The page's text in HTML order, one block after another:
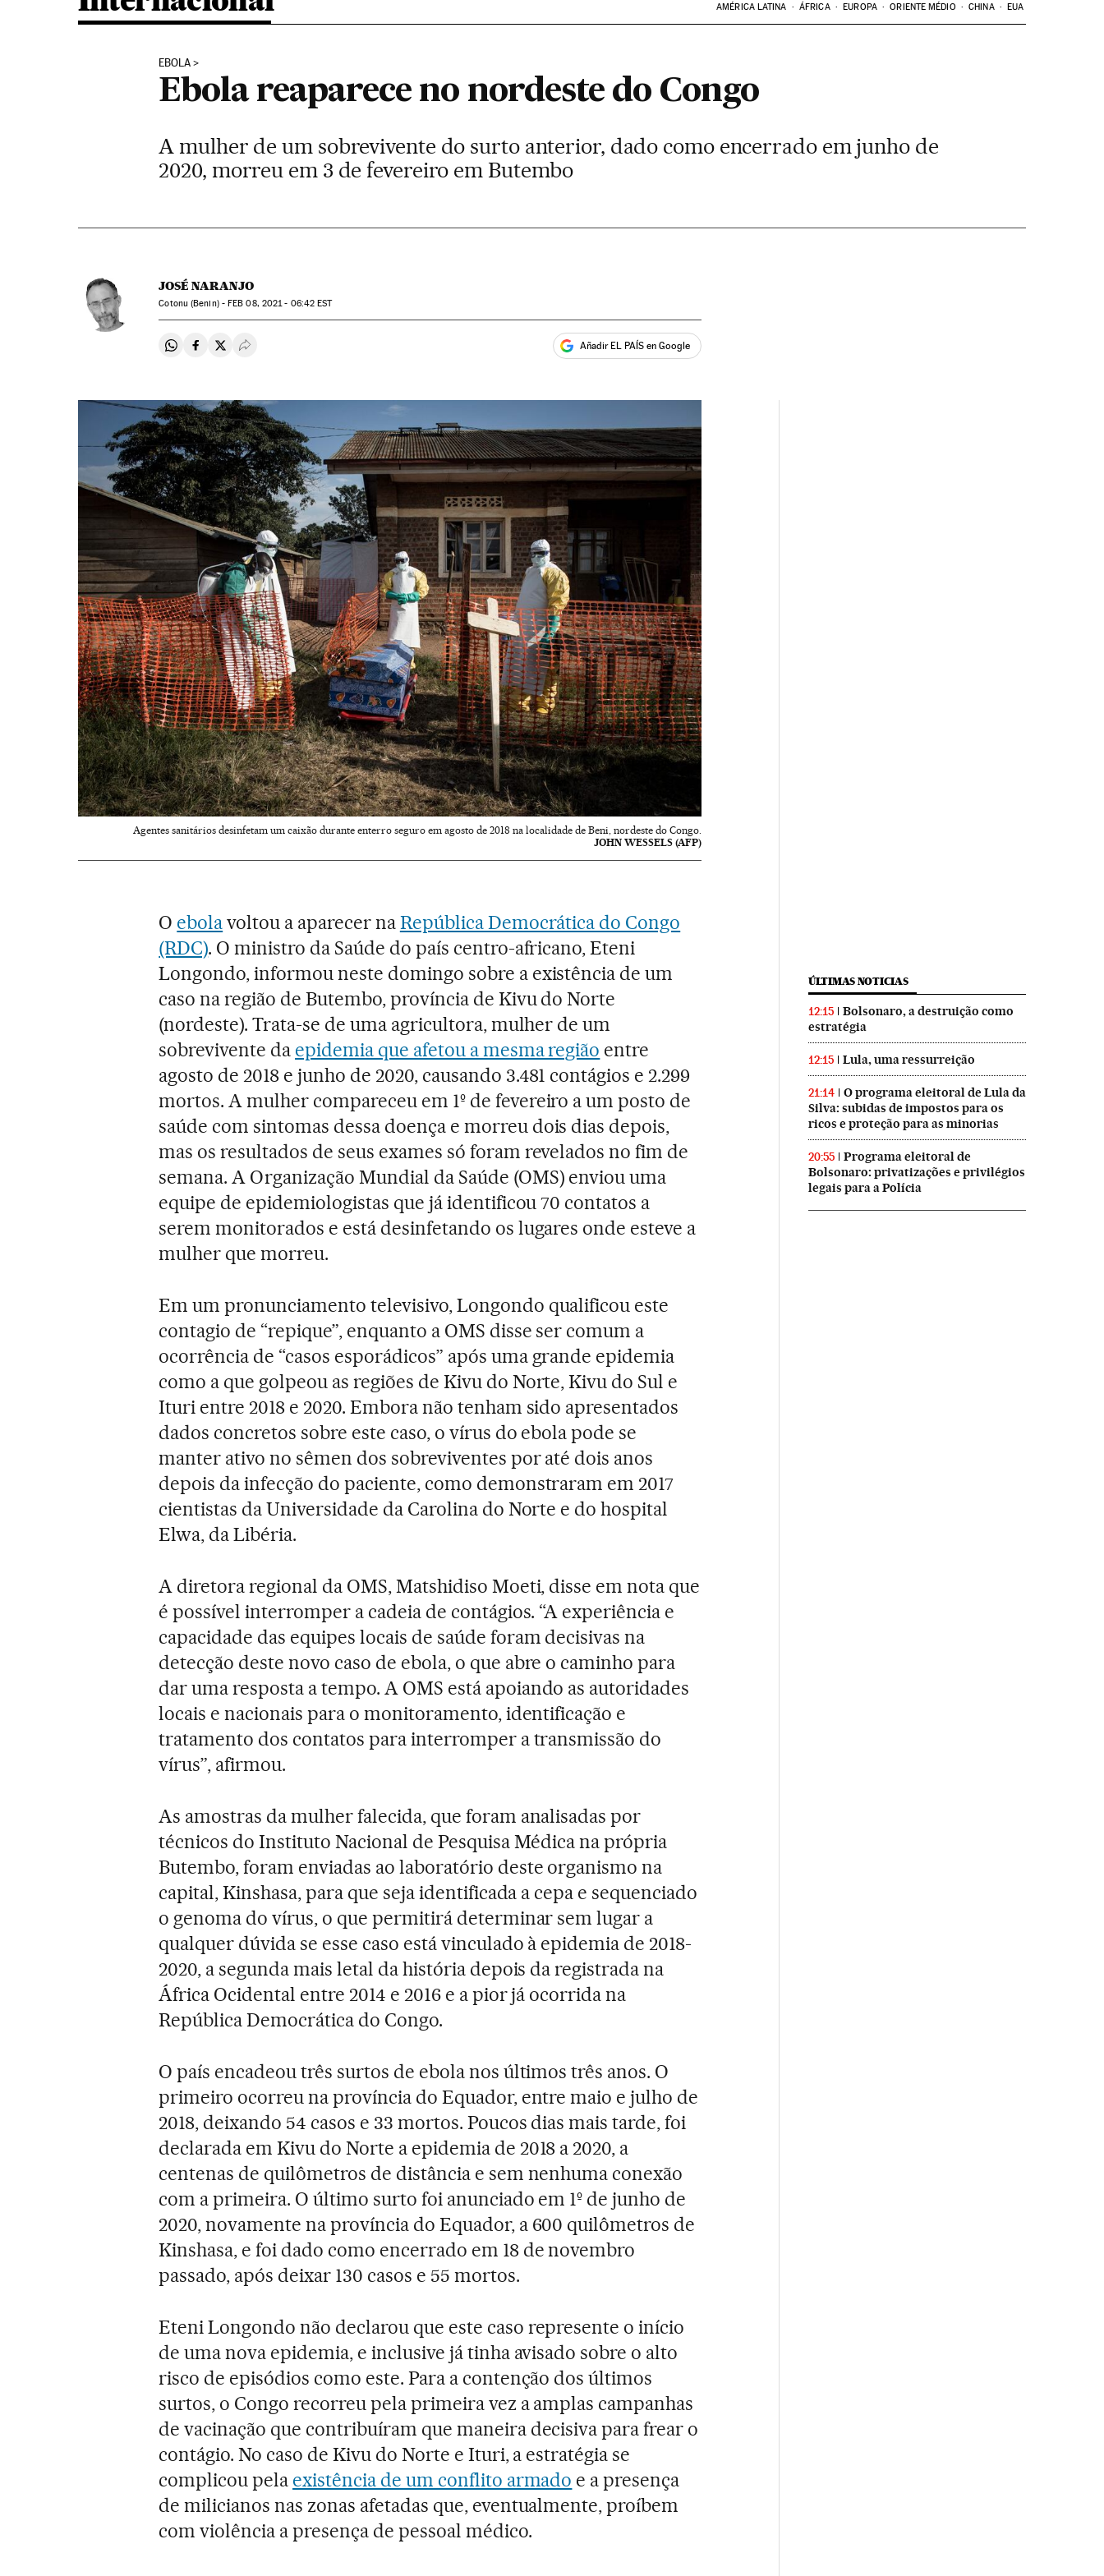
AMÉRICA LATINA ÁFRICA EUROPA ORIENTE MÉDIO CHINA EUA
EBOLA
Ebola reaparece no nordeste do Congo
A mulher de um sobrevivente do surto anterior, dado como encerrado em junho de
2020, morreu em 3 de fevereiro em Butembo
JOSÉ NARANJO
Cotonu (Benin) -FEB 08, 2021 - 06:42 EST
Compartir en Whatsapp
Compartir en Facebook
Compartir en Twitter
Desplegar Redes Sociales Añadir EL PAÍS en Google
Agentes sanitários desinfetam um caixão durante enterro seguro em agosto de 2018 na localidade de Beni, nordeste do Congo.
JOHN WESSELS (AFP)
O ebolavoltou a aparecer naRepública Democrática do Congo
(RDC). O ministro da Saúde do país centro-africano, Eteni
Longondo, informou neste domingo sobre a existência de um
caso na região de Butembo, província de Kivu do Norte
(nordeste). Trata-se de uma agricultora, mulher de um
sobrevivente da epidemia que afetou a mesma região entre
agosto de 2018 e junho de 2020, causando 3.481 contágios e 2.299
mortos. A mulher compareceu em 1º de fevereiro a um posto de
saúde com sintomas dessa doença e morreu dois dias depois,
mas os resultados de seus exames só foram revelados no fim de
semana. A Organização Mundial da Saúde (OMS) enviou uma
equipe de epidemiologistas que já identificou 70 contatos a
serem monitorados e está desinfetando os lugares onde esteve a
mulher que morreu.
Em um pronunciamento televisivo, Longondo qualificou este
contagio de “repique”, enquanto a OMS disse ser comum a
ocorrência de “casos esporádicos” após uma grande epidemia
como a que golpeou as regiões de Kivu do Norte, Kivu do Sul e
Ituri entre 2018 e 2020. Embora não tenham sido apresentados
dados concretos sobre este caso, o vírus do ebola pode se
manter ativo no sêmen dos sobreviventes por até dois anos
depois da infecção do paciente, como demonstraram em 2017
cientistas da Universidade da Carolina do Norte e do hospital
Elwa, da Libéria.
A diretora regional da OMS, Matshidiso Moeti, disse em nota que
é possível interromper a cadeia de contágios. “A experiência e
capacidade das equipes locais de saúde foram decisivas na
detecção deste novo caso de ebola, o que abre o caminho para
dar uma resposta a tempo. A OMS está apoiando as autoridades
locais e nacionais para o monitoramento, identificação e
tratamento dos contatos para interromper a transmissão do
vírus”, afirmou.
As amostras da mulher falecida, que foram analisadas por
técnicos do Instituto Nacional de Pesquisa Médica na própria
Butembo, foram enviadas ao laboratório deste organismo na
capital, Kinshasa, para que seja identificada a cepa e sequenciado
o genoma do vírus, o que permitirá determinar sem lugar a
qualquer dúvida se esse caso está vinculado à epidemia de 2018-
2020, a segunda mais letal da história depois da registrada na
África Ocidental entre 2014 e 2016 e a pior já ocorrida na
República Democrática do Congo.
O país encadeou três surtos de ebola nos últimos três anos. O
primeiro ocorreu na província do Equador, entre maio e julho de
2018, deixando 54 casos e 33 mortos. Poucos dias mais tarde, foi
declarada em Kivu do Norte a epidemia de 2018 a 2020, a
centenas de quilômetros de distância e sem nenhuma conexão
com a primeira. O último surto foi anunciado em 1º de junho de
2020, novamente na província do Equador, a 600 quilômetros de
Kinshasa, e foi dado como encerrado em 18 de novembro
passado, após deixar 130 casos e 55 mortos.
Eteni Longondo não declarou que este caso represente o início
de uma nova epidemia, e inclusive já tinha avisado sobre o alto
risco de episódios como este. Para a contenção dos últimos
surtos, o Congo recorreu pela primeira vez a amplas campanhas
de vacinação que contribuíram que maneira decisiva para frear o
contágio. No caso de Kivu do Norte e Ituri, a estratégia se
complicou pela existência de um conflito armado e a presença
de milicianos nas zonas afetadas que, eventualmente, proíbem
com violência a presença de pessoal médico.
ÚLTIMAS NOTICIAS
12:15
Bolsonaro, a destruição como
estratégia
12:15 Lula, uma ressurreição
21:14
O programa eleitoral de Lula da
Silva: subidas de impostos para os
ricos e proteção para as minorias
20:55
Programa eleitoral de
Bolsonaro: privatizações e privilégios
legais para a Polícia